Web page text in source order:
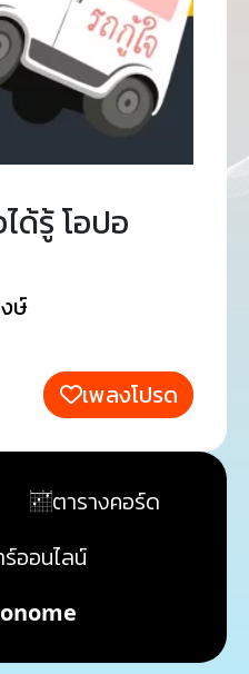
ด้รู้ โอปอ
ษ์
เพลงโปรด
ตารางคอร์ด
ออนไลน์